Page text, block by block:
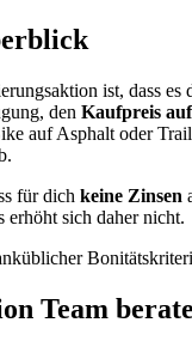
ist, dass es
den Kaufpreis
auf Asphalt oder
für dich keine Zinsen
sich daher nicht.
Team